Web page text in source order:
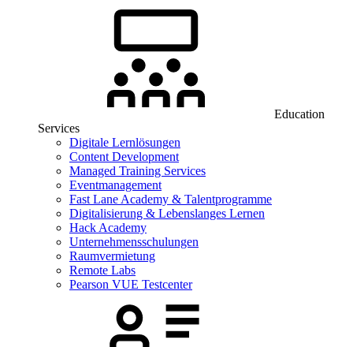
Education
Services
Digitale Lernlösungen
Content Development
Managed Training Services
Eventmanagement
Fast Lane Academy & Talentprogramme
Digitalisierung & Lebenslanges Lernen
Hack Academy
Unternehmensschulungen
Raumvermietung
Remote Labs
Pearson VUE Testcenter